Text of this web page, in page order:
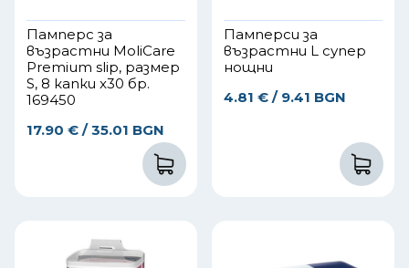
Памперс за
възрастни MoliCare
Premium slip, размер
S, 8 капки x30 бр.
169450
17.90 € / 35.01 BGN
Памперси за
възрастни L супер
нощни
4.81 € / 9.41 BGN